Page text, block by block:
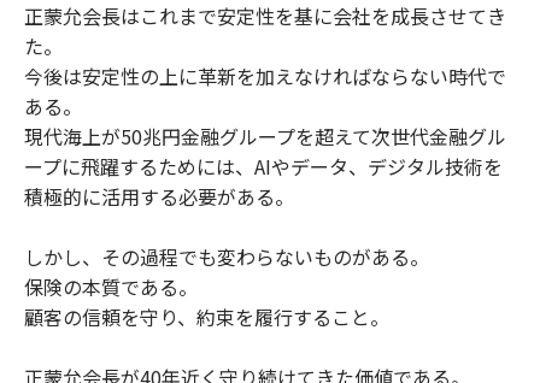
正蒙允会長はこれまで安定性を基に会社を成長させてき
た。
今後は安定性の上に革新を加えなければならない時代で
ある。
現代海上が50兆円金融グループを超えて次世代金融グル
ープに飛躍するためには、AIやデータ、デジタル技術を
積極的に活用する必要がある。
しかし、その過程でも変わらないものがある。
保険の本質である。
顧客の信頼を守り、約束を履行すること。
正蒙允会長が40年近く守り続けてきた価値である。